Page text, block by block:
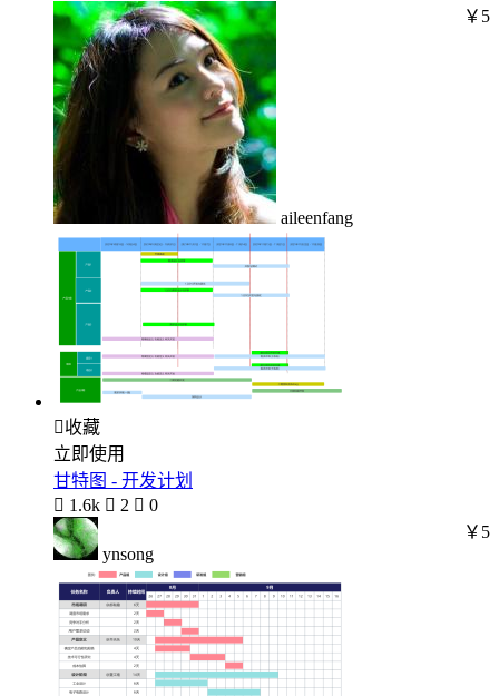
aileenfang
￥5
收藏
立即使用
甘特图 - 开发计划
 1.6k  2  0
ynsong
￥5